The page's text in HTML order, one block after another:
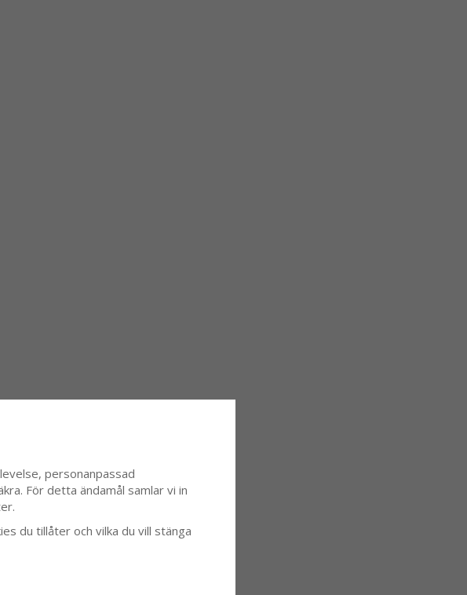
personanpassad
För detta ändamål samlar vi in
du tillåter och vilka du vill stänga